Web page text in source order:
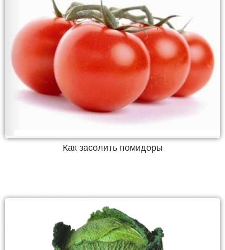
Как засолить помидоры